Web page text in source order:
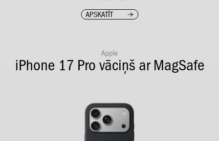
APSKATĪT
Apple
iPhone 17 Pro vāciņš ar MagSafe